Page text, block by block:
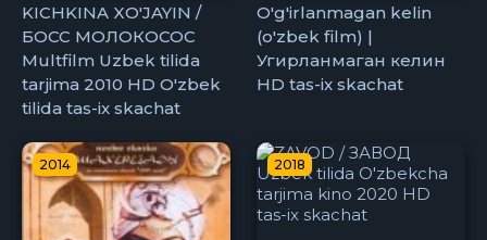
KICHKINA XO'JAYIN /
БОСС МОЛОКОСОС
Multfilm Uzbek tilida
tarjima 2010 HD O'zbek
tilida tas-ix skachat
O'g'irlanmagan kelin
(o'zbek film) |
Угирланмаган келин
HD tas-ix skachat
2014 2018